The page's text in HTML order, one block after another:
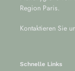
Region Paris.
Kontaktieren Sie
Schnelle Links